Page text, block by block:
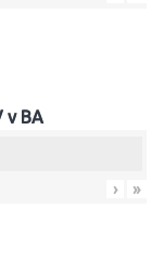
v BA
› »